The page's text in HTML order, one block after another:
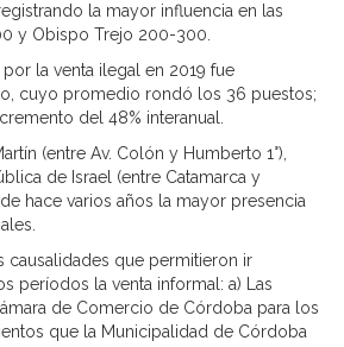
la mayor influencia en las
y Obispo Trejo 200-300.
la venta ilegal en 2019 fue
cuyo promedio rondó los 36 puestos;
del 48% interanual.
(entre Av. Colón y Humberto 1°),
de Israel (entre Catamarca y
hace varios años la mayor presencia
causalidades que permitieron ir
períodos la venta informal: a) Las
de Comercio de Córdoba para los
que la Municipalidad de Córdoba